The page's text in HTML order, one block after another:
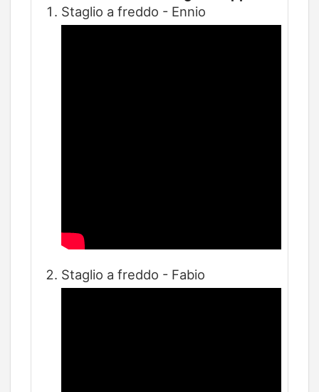
Staglio a freddo - Ennio
Staglio a freddo - Fabio